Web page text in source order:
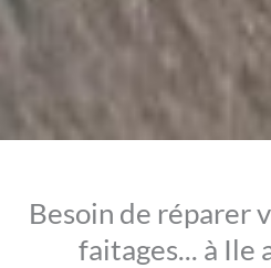
Besoin de réparer
faitages... à Ile